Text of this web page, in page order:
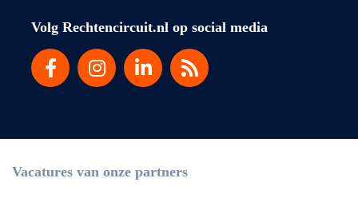
Volg Rechtencircuit.nl op social media
Vacatures van onze partners